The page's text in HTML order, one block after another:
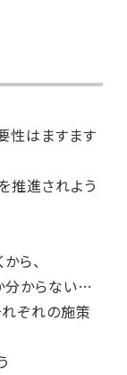
性はますます
推進されよう
ら、
分からない…
れぞれの施策